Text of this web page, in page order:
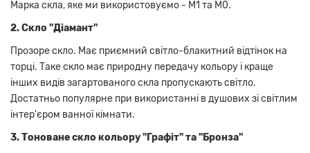
Марка скла, яке ми використовуємо - М1 та М0.
2. Скло "Діамант"
Прозоре скло. Має приємний світло-блакитний відтінок на
торці. Таке скло має природну передачу кольору і краще
інших видів загартованого скла пропускають світло.
Достатньо популярне при використанні в душових зі світлим
інтер'єром ванної кімнати.
3. Тоноване скло кольору "Графіт" та "Бронза"